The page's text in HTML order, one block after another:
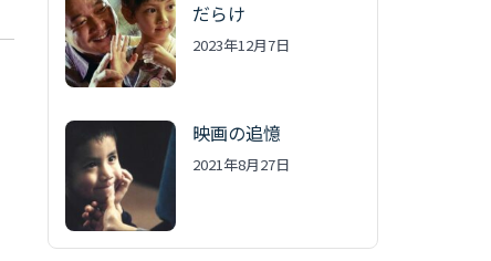
だらけ
2023年12月7日
映画の追憶
2021年8月27日